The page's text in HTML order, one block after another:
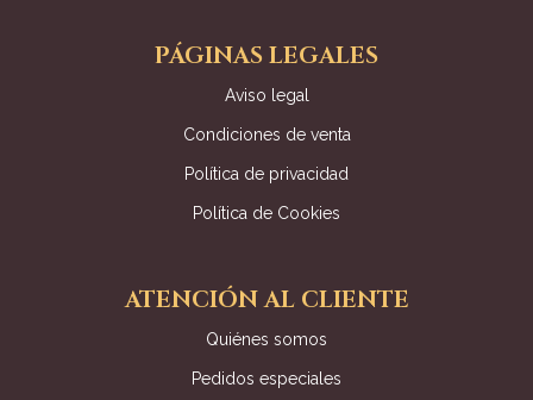
PÁGINAS LEGALES
Aviso legal
Condiciones de venta
Política de privacidad
Política de Cookies
ATENCIÓN AL CLIENTE
Quiénes somos
Pedidos especiales